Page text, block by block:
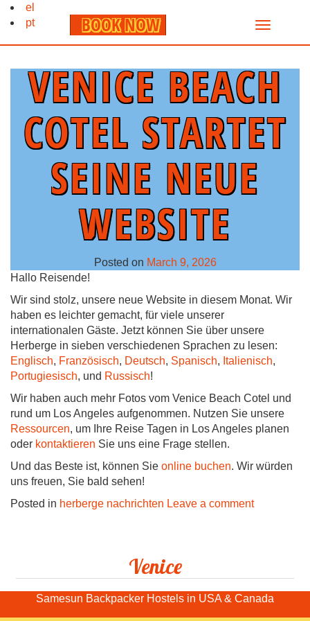
el
pt
BOOK NOW
VENICE BEACH
COTEL STARTET
SEINE NEUE
WEBSITE
Posted on March 9, 2026
Hallo Reisende!
Wir sind stolz, unsere neue Website in diesem Monat. Wir
haben es leichter gemacht, für viele unserer
internationalen Gäste. Jetzt können Sie über unsere
Herberge in sieben verschiedenen Sprachen zu lesen:
Englisch, Französisch, Deutsch, Spanisch, Italienisch,
Portugiesisch, und Russisch!
Wir haben auch mehr Fotos vom Venice Beach Cotel und
rund um Los Angeles aufgenommen. Nutzen Sie unsere
Ressourcen, um Ihre Reise Tagen in Los Angeles planen
oder kontaktieren Sie uns eine Frage stellen.
Und das Beste ist, können Sie online buchen. Wir würden
uns freuen, Sie bald sehen!
Posted in herberge nachrichten Leave a comment
Venice
Samesun Backpacker Hostels in USA & Canada